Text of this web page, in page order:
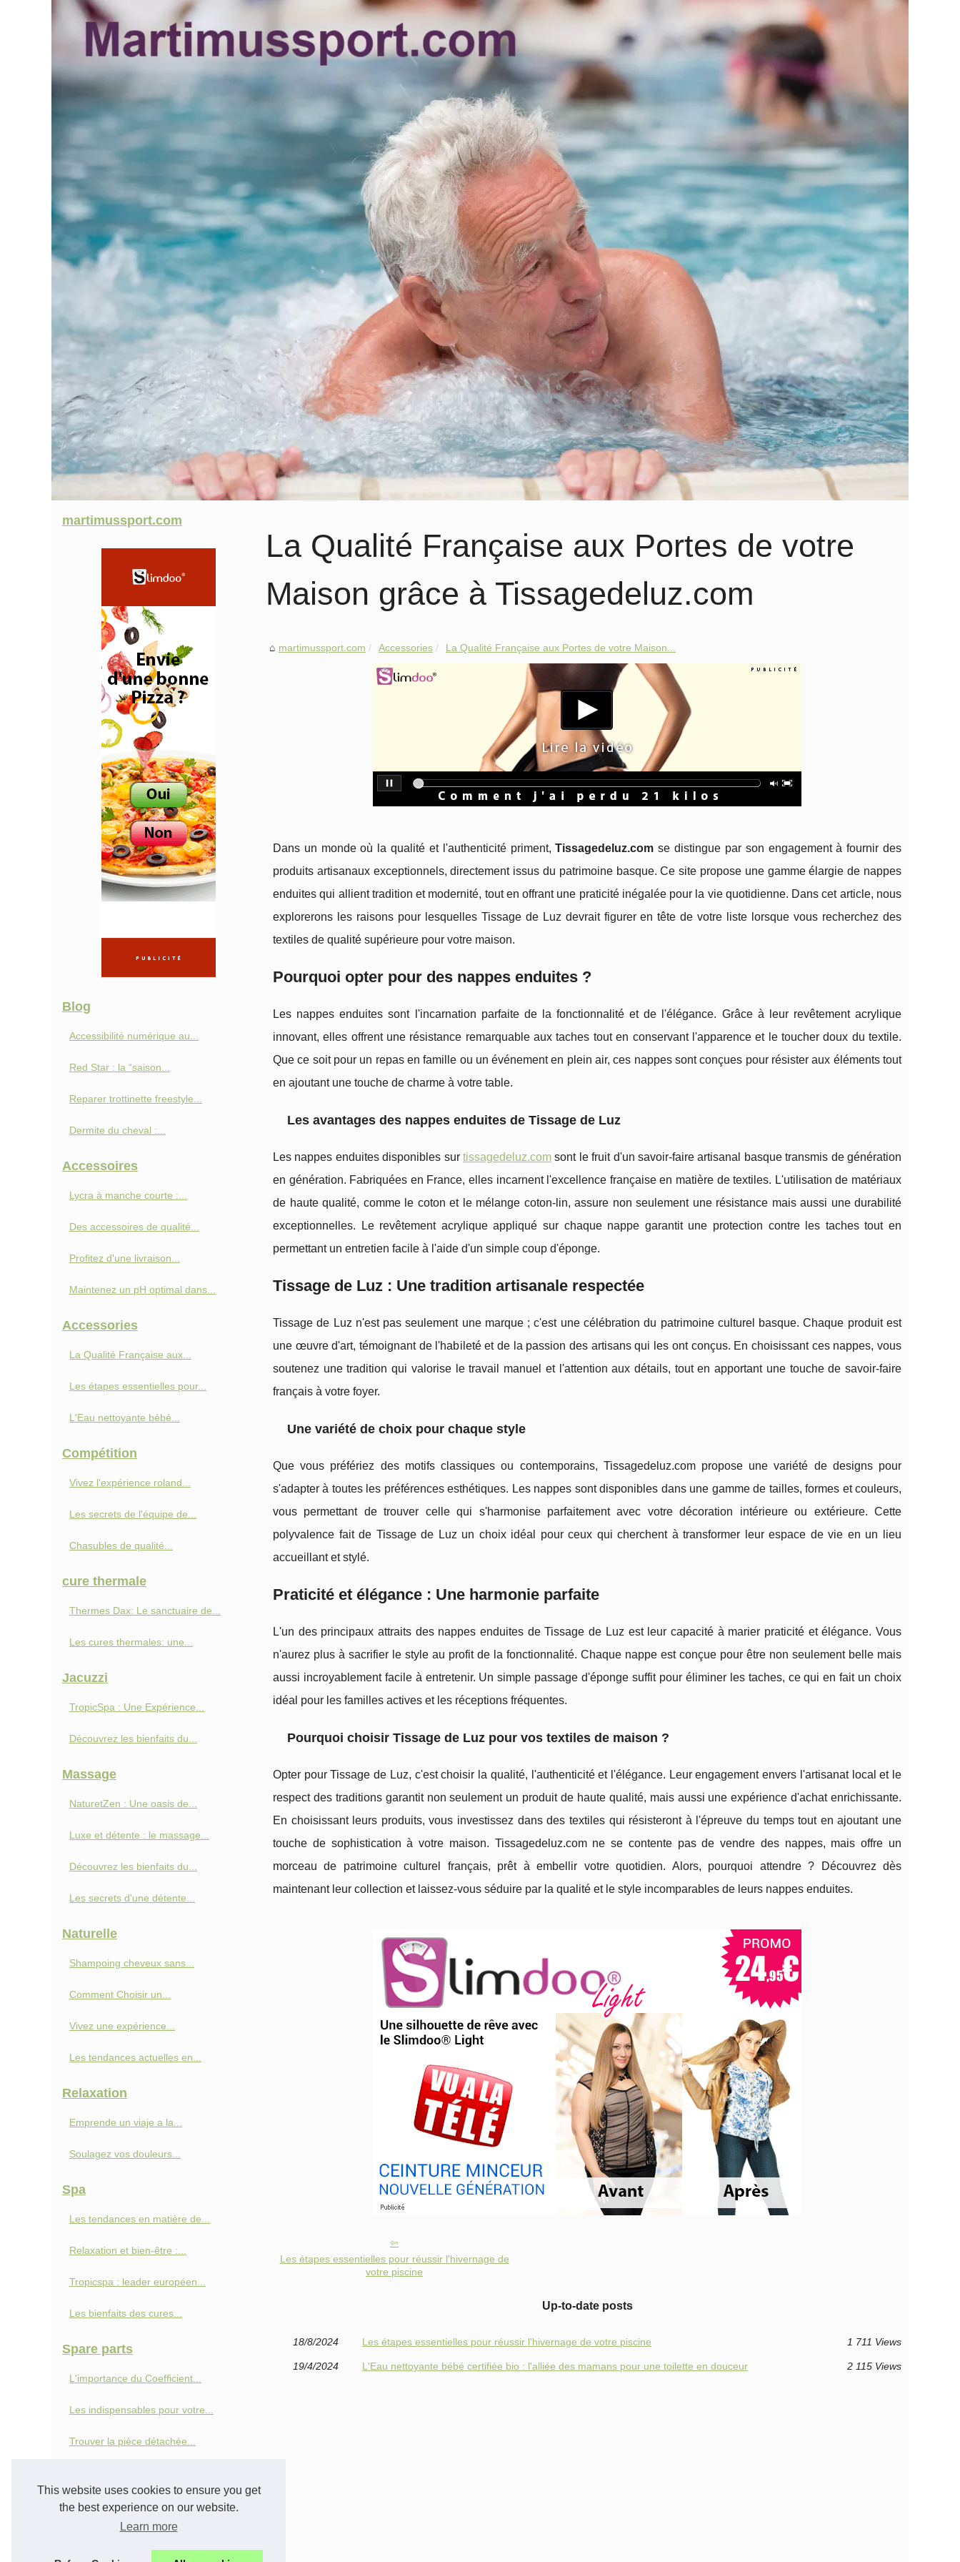
This website uses cookies to ensure you get
the best experience on our website.
Learn more
La Qualité Française aux Portes de votre
Maison grâce à Tissagedeluz.com
martimussport.com Accessories La Qualité Française aux Portes de votre Maison...
Dans un monde où la qualité et l'authenticité priment,Tissagedeluz.com se distingue par son engagement à fournir des
produits artisanaux exceptionnels, directement issus du patrimoine basque. Ce site propose une gamme élargie de nappes
enduites qui allient tradition et modernité, tout en offrant une praticité inégalée pour la vie quotidienne. Dans cet article, nous
explorerons les raisons pour lesquelles Tissage de Luz devrait figurer en tête de votre liste lorsque vous recherchez des
textiles de qualité supérieure pour votre maison.
Pourquoi opter pour des nappes enduites ?
Les nappes enduites sont l'incarnation parfaite de la fonctionnalité et de l'élégance. Grâce à leur revêtement acrylique
innovant, elles offrent une résistance remarquable aux taches tout en conservant l'apparence et le toucher doux du textile.
Que ce soit pour un repas en famille ou un événement en plein air, ces nappes sont conçues pour résister aux éléments tout
en ajoutant une touche de charme à votre table.
Les avantages des nappes enduites de Tissage de Luz
Les nappes enduites disponibles sur tissagedeluz.com sont le fruit d'un savoir-faire artisanal basque transmis de génération
en génération. Fabriquées en France, elles incarnent l'excellence française en matière de textiles. L'utilisation de matériaux
de haute qualité, comme le coton et le mélange coton-lin, assure non seulement une résistance mais aussi une durabilité
exceptionnelles. Le revêtement acrylique appliqué sur chaque nappe garantit une protection contre les taches tout en
permettant un entretien facile à l'aide d'un simple coup d'éponge.
Tissage de Luz : Une tradition artisanale respectée
Tissage de Luz n'est pas seulement une marque ; c'est une célébration du patrimoine culturel basque. Chaque produit est
une œuvre d'art, témoignant de l'habileté et de la passion des artisans qui les ont conçus. En choisissant ces nappes, vous
soutenez une tradition qui valorise le travail manuel et l'attention aux détails, tout en apportant une touche de savoir-faire
français à votre foyer.
Une variété de choix pour chaque style
Que vous préfériez des motifs classiques ou contemporains, Tissagedeluz.com propose une variété de designs pour
s'adapter à toutes les préférences esthétiques. Les nappes sont disponibles dans une gamme de tailles, formes et couleurs,
vous permettant de trouver celle qui s'harmonise parfaitement avec votre décoration intérieure ou extérieure. Cette
polyvalence fait de Tissage de Luz un choix idéal pour ceux qui cherchent à transformer leur espace de vie en un lieu
accueillant et stylé.
Praticité et élégance : Une harmonie parfaite
L'un des principaux attraits des nappes enduites de Tissage de Luz est leur capacité à marier praticité et élégance. Vous
n'aurez plus à sacrifier le style au profit de la fonctionnalité. Chaque nappe est conçue pour être non seulement belle mais
aussi incroyablement facile à entretenir. Un simple passage d'éponge suffit pour éliminer les taches, ce qui en fait un choix
idéal pour les familles actives et les réceptions fréquentes.
Pourquoi choisir Tissage de Luz pour vos textiles de maison ?
Opter pour Tissage de Luz, c'est choisir la qualité, l'authenticité et l'élégance. Leur engagement envers l'artisanat local et le
respect des traditions garantit non seulement un produit de haute qualité, mais aussi une expérience d'achat enrichissante.
En choisissant leurs produits, vous investissez dans des textiles qui résisteront à l'épreuve du temps tout en ajoutant une
touche de sophistication à votre maison. Tissagedeluz.com ne se contente pas de vendre des nappes, mais offre un
morceau de patrimoine culturel français, prêt à embellir votre quotidien. Alors, pourquoi attendre ? Découvrez dès
maintenant leur collection et laissez-vous séduire par la qualité et le style incomparables de leurs nappes enduites.
Les étapes essentielles pour réussir l'hivernage de
votre piscine
Up-to-date posts
18/8/2024 Les étapes essentielles pour réussir l'hivernage de votre piscine 1 711 Views
19/4/2024 L'Eau nettoyante bébé certifiée bio : l'alliée des mamans pour une toilette en douceur 2 115 Views
martimussport.com
Blog
Accessibilité numérique au...
Red Star : la “saison...
Reparer trottinette freestyle...
Dermite du cheval :...
Accessoires
Lycra à manche courte :...
Des accessoires de qualité...
Profitez d'une livraison...
Maintenez un pH optimal dans...
Accessories
La Qualité Française aux...
Les étapes essentielles pour...
L'Eau nettoyante bébé...
Compétition
Vivez l'expérience roland...
Les secrets de l'équipe de...
Chasubles de qualité...
cure thermale
Thermes Dax: Le sanctuaire de...
Les cures thermales: une...
Jacuzzi
TropicSpa : Une Expérience...
Découvrez les bienfaits du...
Massage
NaturetZen : Une oasis de...
Luxe et détente : le massage...
Découvrez les bienfaits du...
Les secrets d'une détente...
Naturelle
Shampoing cheveux sans...
Comment Choisir un...
Vivez une expérience...
Les tendances actuelles en...
Relaxation
Emprende un viaje a la...
Soulagez vos douleurs...
Spa
Les tendances en matière de...
Relaxation et bien-être :...
Tropicspa : leader européen...
Les bienfaits des cures...
Spare parts
L'importance du Coefficient...
Les indispensables pour votre...
Trouver la pièce détachée...
Vélo